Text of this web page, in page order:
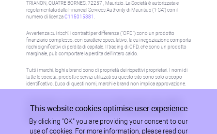
TRIANON, QUATRE BORNES, 72257 , Maurizio. La Società è autorizzata e
regolamentata dalla Financial Services Authority di Mauritius ("FSA") con il
numero di licenzaC115015381
Avvertenza sui rischi: i contratti per differenza ("CFD") sono un prodotto
finanziario complesso, con carattere speculativo, la cui negoziazione comporta
rischi significativi di perdita di capitale. Il trading di CFD, che sono un prodotto
marginale, può comportare la perdita dell'intero saldo.
Tutti i marchi, loghi e brand sono di proprietà dei rispettivi proprietari. I nomi di
tutte le società, prodotti e servizi utilizzati su questo sito sono solo a scopo
identificativo. L'uso di questi nomi, marchi e brand non implica approvazione.
giurisdizione in cui tale distribuzione o utilizzo sarebbe contrario alla legge o
alla normativa locale. Per maggiori informazioni, fare riferimento alla politica
AML/KYC.
This website cookies optimise user experience
By clicking "OK" you are providing your consent to our
use of cookies. For more information, please read our